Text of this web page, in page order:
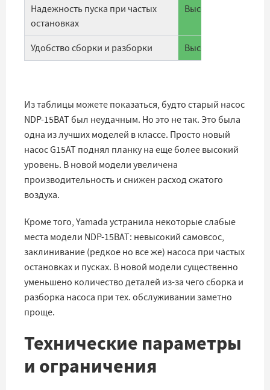
Надежность пуска при частых
остановках
Высочайшая
Удобство сборки и разборки Высокая (мало
Из таблицы можете показаться, будто старый насос
NDP-15BAT был неудачным. Но это не так. Это была
одна из лучших моделей в классе. Просто новый
насос G15AT поднял планку на еще более высокий
уровень. В новой модели увеличена
производительность и снижен расход сжатого
воздуха.
Кроме того, Yamada устранила некоторые слабые
места модели NDP-15BAT: невысокий самовсос,
заклинивание (редкое но все же) насоса при частых
остановках и пусках. В новой модели существенно
уменьшено количество деталей из-за чего сборка и
разборка насоса при тех. обслуживании заметно
проще.
Технические параметры
и ограничения